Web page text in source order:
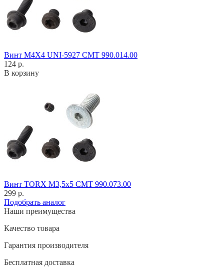
Винт M4X4 UNI-5927 CMT 990.014.00
124 р.
В корзину
Винт TORX M3,5x5 CMT 990.073.00
299 р.
Подобрать аналог
Наши преимущества
Качество товара
Гарантия производителя
Бесплатная доставка